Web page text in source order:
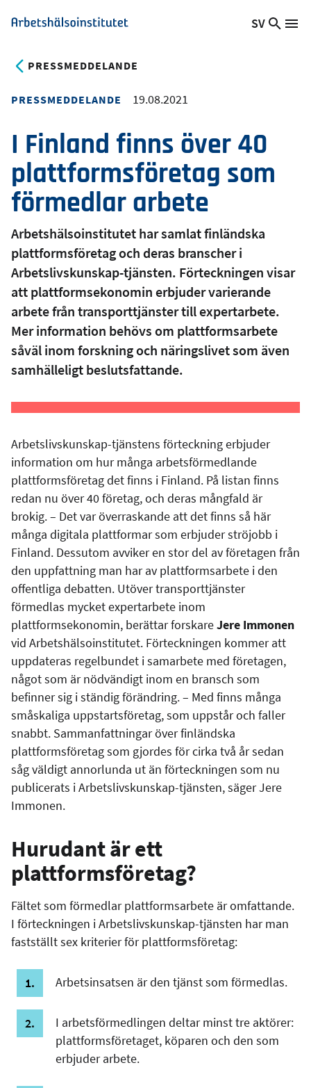
Hoppa
till
Arbetshälsoinstitutet
Växla
SV
Sök
PRESSMEDDELANDE
PRESSMEDDELANDE 19.08.2021
I Finland finns över 40
plattformsföretag som
förmedlar arbete
Arbetshälsoinstitutet har samlat finländska
plattformsföretag och deras branscher i
Arbetslivskunskap-tjänsten. Förteckningen visar
att plattformsekonomin erbjuder varierande
arbete från transporttjänster till expertarbete.
Mer information behövs om plattformsarbete
såväl inom forskning och näringslivet som även
samhälleligt beslutsfattande.
Arbetslivskunskap-tjänstens förteckning erbjuder
information om hur många arbetsförmedlande
plattformsföretag det finns i Finland. På listan finns
redan nu över 40 företag, och deras mångfald är
brokig. – Det var överraskande att det finns så här
många digitala plattformar som erbjuder ströjobb i
Finland. Dessutom avviker en stor del av företagen från
den uppfattning man har av plattformsarbete i den
offentliga debatten. Utöver transporttjänster
förmedlas mycket expertarbete inom
plattformsekonomin, berättar forskareJere Immonen
vid Arbetshälsoinstitutet. Förteckningen kommer att
uppdateras regelbundet i samarbete med företagen,
något som är nödvändigt inom en bransch som
befinner sig i ständig förändring. – Med finns många
småskaliga uppstartsföretag, som uppstår och faller
snabbt. Sammanfattningar över finländska
plattformsföretag som gjordes för cirka två år sedan
såg väldigt annorlunda ut än förteckningen som nu
publicerats i Arbetslivskunskap-tjänsten, säger Jere
Immonen.
Hurudant är ett
plattformsföretag?
Fältet som förmedlar plattformsarbete är omfattande.
I förteckningen i Arbetslivskunskap-tjänsten har man
fastställt sex kriterier för plattformsföretag:
Arbetsinsatsen är den tjänst som förmedlas.
I arbetsförmedlingen deltar minst tre aktörer:
plattformsföretaget, köparen och den som
erbjuder arbete.